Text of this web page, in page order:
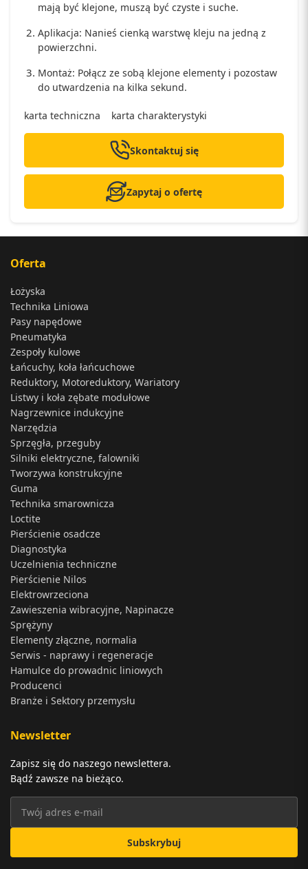
mają być klejone, muszą być czyste i suche.
Aplikacja: Nanieś cienką warstwę kleju na jedną z
powierzchni.
Montaż: Połącz ze sobą klejone elementy i pozostaw
do utwardzenia na kilka sekund.
karta techniczna karta charakterystyki
Skontaktuj się
Zapytaj o ofertę
Oferta
Łożyska
Technika Liniowa
Pasy napędowe
Pneumatyka
Zespoły kulowe
Łańcuchy, koła łańcuchowe
Reduktory, Motoreduktory, Wariatory
Listwy i koła zębate modułowe
Nagrzewnice indukcyjne
Narzędzia
Sprzęgła, przeguby
Silniki elektryczne, falowniki
Tworzywa konstrukcyjne
Guma
Technika smarownicza
Loctite
Pierścienie osadcze
Diagnostyka
Uczelnienia techniczne
Pierścienie Nilos
Elektrowrzeciona
Zawieszenia wibracyjne, Napinacze
Sprężyny
Elementy złączne, normalia
Serwis - naprawy i regeneracje
Hamulce do prowadnic liniowych
Producenci
Branże i Sektory przemysłu
Newsletter
Zapisz się do naszego newslettera.
Bądź zawsze na bieżąco.
Subskrybuj